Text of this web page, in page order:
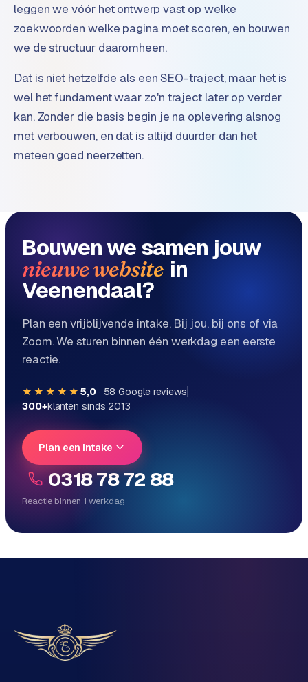
leggen we vóór het ontwerp vast op welke
zoekwoorden welke pagina moet scoren, en bouwen
we de structuur daaromheen.
Dat is niet hetzelfde als een SEO-traject, maar het is
wel het fundament waar zo'n traject later op verder
kan. Zonder die basis begin je na oplevering alsnog
met verbouwen, en dat is altijd duurder dan het
meteen goed neerzetten.
Bouwen we samen jouw
nieuwe website in
Veenendaal?
Plan een vrijblijvende intake. Bij jou, bij ons of via
Zoom. We sturen binnen één werkdag een eerste
reactie.
★★★★★ 5,0· 58 Google reviews
300+klanten sinds 2013
Plan een intake
0318 78 72 88
Reactie binnen 1 werkdag
Direct persoonlijk contact, geen ticketsysteem
Vertel ons over je project
Naam